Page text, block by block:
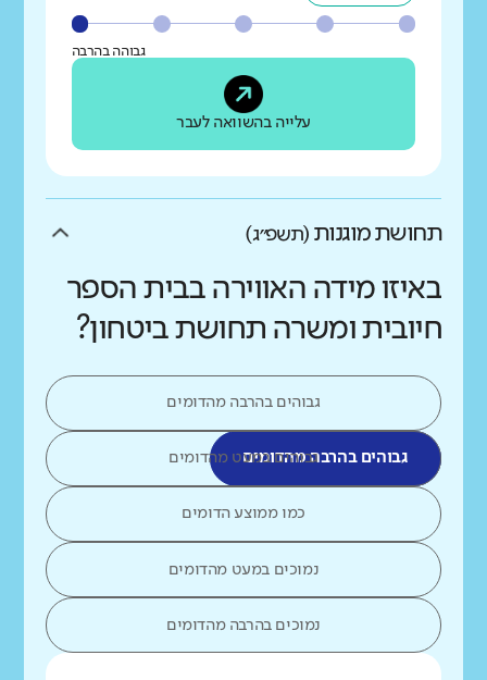
גבוהה בהרבה
עלייה בהשוואה לעבר
תחושת מוגנות (תשפ״ג)
באיזו מידה האווירה בבית הספר
חיובית ומשרה תחושת ביטחון?
גבוהים בהרבה מהדומים
גבוהים בהרבה מהדומיםגבוהים במעט מהדומים
כמו ממוצע הדומים
נמוכים במעט מהדומים
נמוכים בהרבה מהדומים